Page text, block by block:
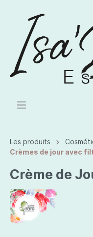
Les produits
Crèmes de jour avec
Crème de